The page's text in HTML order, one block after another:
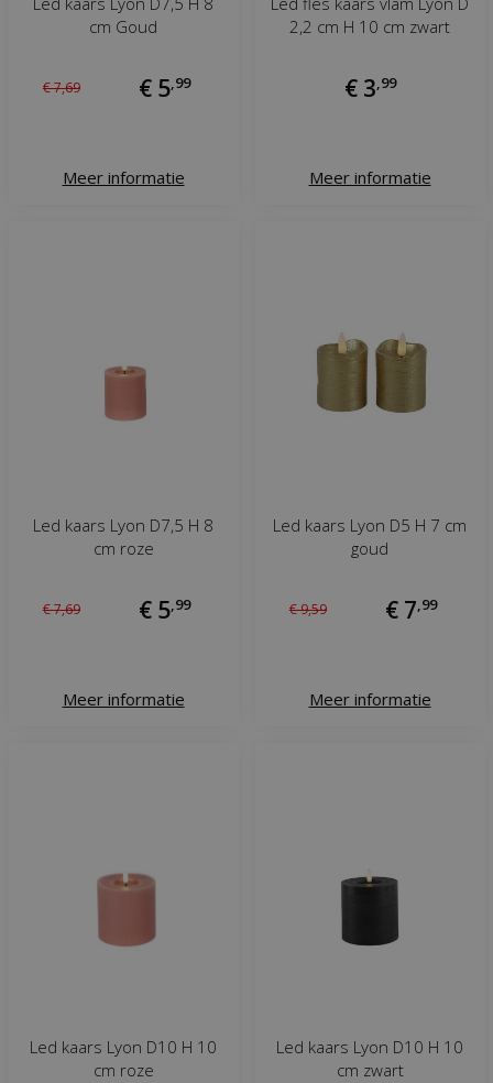
cm Goud
€7,69 € 5 99
Meer informatie
2,2 cm H 10 cm zwart
€ 3 99
Meer informatie
Led kaars Lyon D7,5 H 8
cm roze
€7,69 € 5 99
Meer informatie
Led kaars Lyon D5 H 7 cm
goud
€9,59 € 7 99
Meer informatie
Led kaars Lyon D10 H 10
cm roze
Led kaars Lyon D10 H 10
cm zwart